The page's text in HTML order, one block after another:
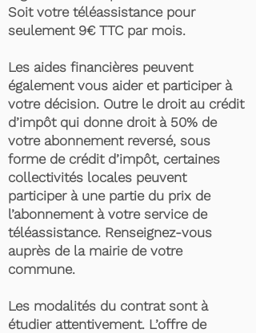
Soit votre téléassistance pour
seulement 9€ TTC par mois.
Les aides financières peuvent
également vous aider et participer à
votre décision. Outre le droit au crédit
d’impôt qui donne droit à 50% de
votre abonnement reversé, sous
forme de crédit d’impôt, certaines
collectivités locales peuvent
participer à une partie du prix de
l’abonnement à votre service de
téléassistance. Renseignez-vous
auprès de la mairie de votre
commune.
Les modalités du contrat sont à
étudier attentivement. L’offre de